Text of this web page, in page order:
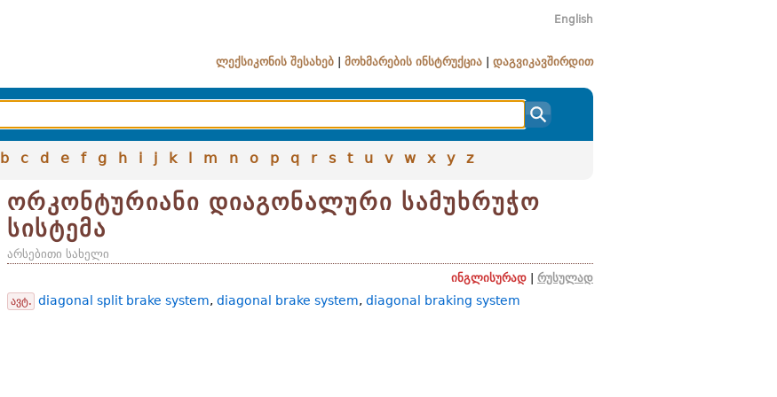
English
ლექსიკონის შესახებ მოხმარების ინსტრუქცია დაგვიკავშირდით
b c d e f g h i j k l m n o p q r s t u v w x y z
ორკონტურიანი დიაგონალური სამუხრუჭო
სისტემა
არსებითი სახელი
ინგლისურად
რუსულად
ავტ. diagonal split brake system, diagonal brake system, diagonal braking system